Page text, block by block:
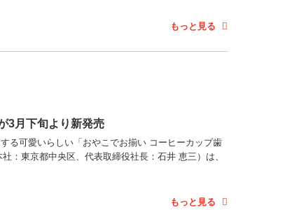
もっと見る
3月下旬より新発売
る可愛いらしい「おやこでお揃い コーヒーカップ歯
：東京都中央区、代表取締役社長：石井 恵三）は、
もっと見る